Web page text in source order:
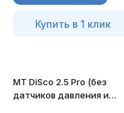
Купить в 1 клик
MT DiSco 2.5 Pro (без
датчиков давления и